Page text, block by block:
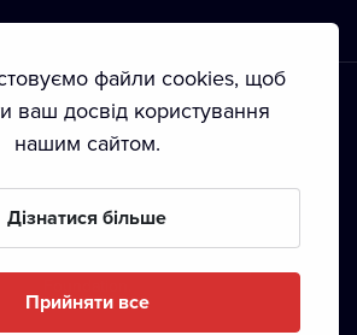
• Конфіденційність • Автoрські права
файли cookies, щоб
ваш досвід користування
нашим сайтом.
Дізнатися більше
Прийняти все